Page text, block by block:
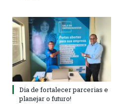
Dia de fortalecer parcerias e
planejar o futuro!